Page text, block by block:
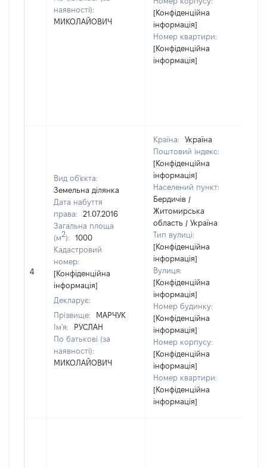
наявності):
МИКОЛАЙОВИЧ
[Конфіденційна
інформація]
Номер квартири:
[Конфіденційна
інформація]
4
Вид об'єкта:
Земельна ділянка
Дата набуття
права:
21.07.2016
Загальна площа
(м2):
1000
Кадастровий
номер:
[Конфіденційна
інформація]
Декларує:
Прізвище:
МАРЧУК
Ім'я:
РУСЛАН
По батькові (за
наявності):
МИКОЛАЙОВИЧ
Країна:
Україна
Поштовий індекс:
[Конфіденційна
інформація]
Населений пункт:
Бердичів /
Житомирська
область / Україна
Тип вулиці:
[Конфіденційна
інформація]
Вулиця:
[Конфіденційна
інформація]
Номер будинку:
[Конфіденційна
інформація]
Номер корпусу:
[Конфіденційна
інформація]
Номер квартири:
[Конфіденційна
інформація]